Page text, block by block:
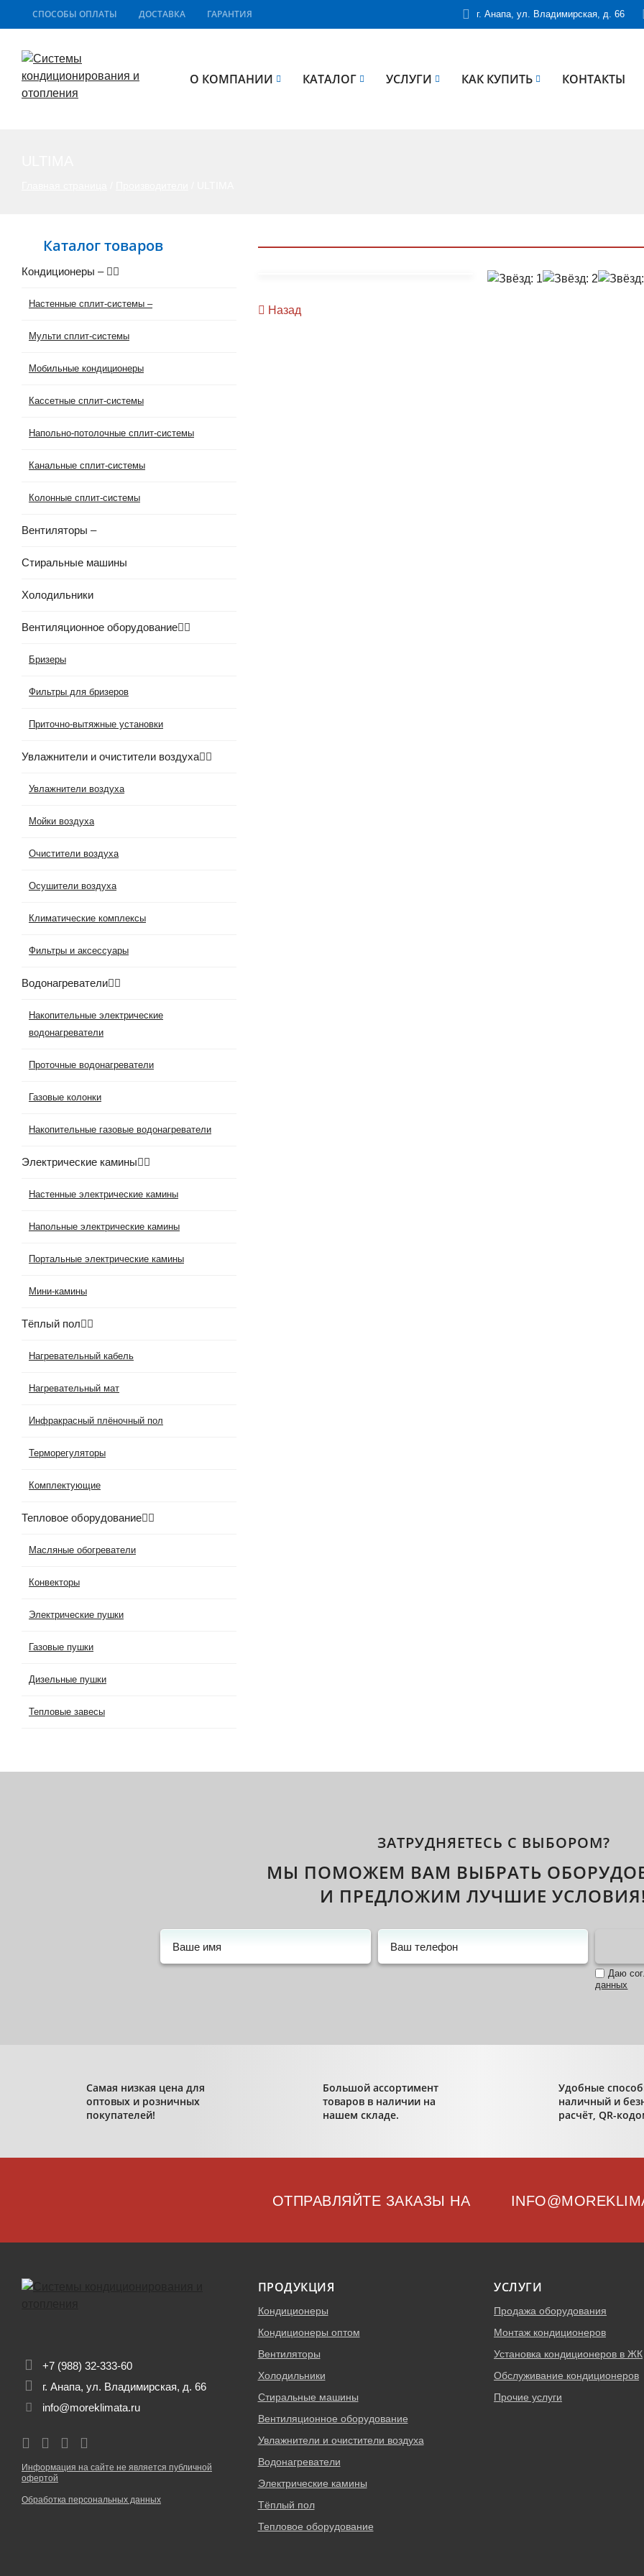
СПОСОБЫ ОПЛАТЫ ДОСТАВКА ГАРАНТИЯ г. Анапа, ул. Владимирская, д. 66
О КОМПАНИИ КАТАЛОГ УСЛУГИ КАК КУПИТЬ КОНТАКТЫ
Каталог товаров
Кондиционеры –
Настенные сплит-системы –
Мульти сплит-системы
Мобильные кондиционеры
Кассетные сплит-системы
Напольно-потолочные сплит-системы
Канальные сплит-системы
Колонные сплит-системы
Вентиляторы –
Стиральные машины
Холодильники
Вентиляционное оборудование
Бризеры
Фильтры для бризеров
Приточно-вытяжные установки
Увлажнители и очистители воздуха
Увлажнители воздуха
Мойки воздуха
Очистители воздуха
Осушители воздуха
Климатические комплексы
Фильтры и аксессуары
Водонагреватели
Накопительные электрические
водонагреватели
Проточные водонагреватели
Газовые колонки
Накопительные газовые водонагреватели
Электрические камины
Настенные электрические камины
Напольные электрические камины
Портальные электрические камины
Мини-камины
Тёплый пол
Нагревательный кабель
Нагревательный мат
Инфракрасный плёночный пол
Терморегуляторы
Комплектующие
Тепловое оборудование
Масляные обогреватели
Конвекторы
Электрические пушки
Газовые пушки
Дизельные пушки
Тепловые завесы
Назад
ЗАТРУДНЯЕТЕСЬ С ВЫБОРОМ?
МЫ ПОМОЖЕМ ВАМ ВЫБРАТЬ
И ПРЕДЛОЖИМ ЛУЧШИЕ УСЛОВИЯ!
Даю
данных
Самая низкая цена для
оптовых и розничных
покупателей!
Большой ассортимент
товаров в наличии на
нашем складе.
Удобные
наличный и
расчёт, QR-
ОТПРАВЛЯЙТЕ ЗАКАЗЫ НА
+7 (988) 32-333-60
г. Анапа, ул. Владимирская, д. 66
info@moreklimata.ru
Информация на сайте не является публичной
офертой
Обработка персональных данных
ПРОДУКЦИЯ
Кондиционеры
Кондиционеры оптом
Вентиляторы
Холодильники
Стиральные машины
Вентиляционное оборудование
Увлажнители и очистители воздуха
Водонагреватели
Электрические камины
Тёплый пол
Тепловое оборудование
УСЛУГИ
Продажа оборудования
Монтаж кондиционеров
Установка кондиционеров в ЖК
Обслуживание кондиционеров
Прочие услуги